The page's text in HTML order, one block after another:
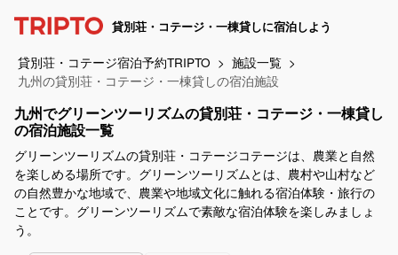
貸別荘・コテージ・一棟貸しに宿泊しよう
貸別荘・コテージ宿泊予約TRIPTO
施設一覧
九州の貸別荘・コテージ・一棟貸しの宿泊施設
九州でグリーンツーリズムの貸別荘・コテージ・一棟貸し
の宿泊施設一覧
グリーンツーリズムの貸別荘・コテージコテージは、農業と自然
を楽しめる場所です。グリーンツーリズムとは、農村や山村など
の自然豊かな地域で、農業や地域文化に触れる宿泊体験・旅行の
ことです。グリーンツーリズムで素敵な宿泊体験を楽しみましょ
う。